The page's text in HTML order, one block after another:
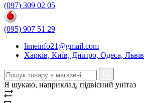
(097) 309 02 05
(095) 907 51 29
limeinfo21@gmail.com
Харків, Київ, Дніпро, Одеса, Львів
Я шукаю, наприклад, підвісний унітаз